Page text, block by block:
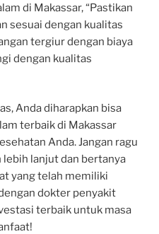
di Makassar, “Pastikan
sesuai dengan kualitas
tergiur dengan biaya
dengan kualitas
Anda diharapkan bisa
terbaik di Makassar
Anda. Jangan ragu
lanjut dan bertanya
yang telah memiliki
dokter penyakit
terbaik untuk masa